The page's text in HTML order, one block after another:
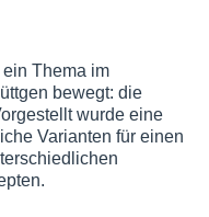
Thema im
bewegt: die
wurde eine
Varianten für einen